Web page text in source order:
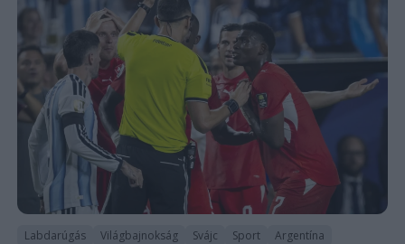
Labdarúgás Világbajnokság Svájc Sport Argentína